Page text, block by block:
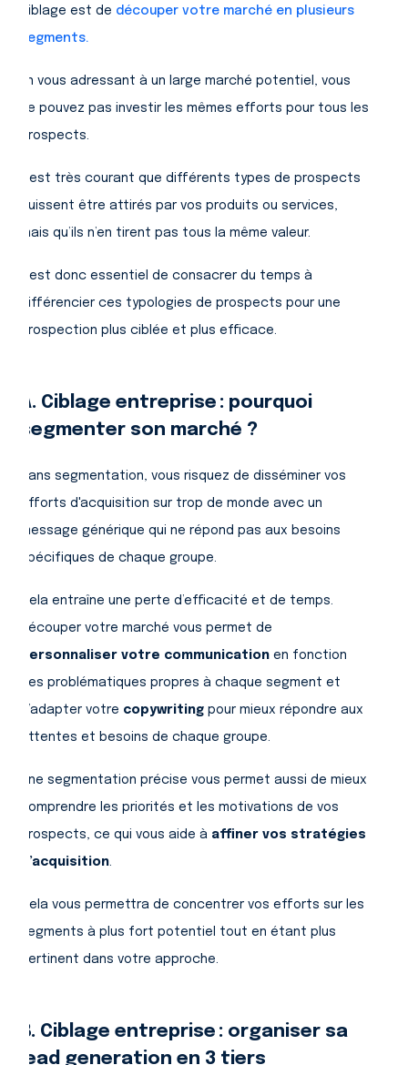
ciblage est de découper votre marché en plusieurs
segments.
En vous adressant à un large marché potentiel, vous
ne pouvez pas investir les mêmes efforts pour tous les
prospects.
Il est très courant que différents types de prospects
puissent être attirés par vos produits ou services,
mais qu’ils n’en tirent pas tous la même valeur.
Il est donc essentiel de consacrer du temps à
différencier ces typologies de prospects pour une
prospection plus ciblée et plus efficace.
A. Ciblage entreprise : pourquoi
segmenter son marché ?
Sans segmentation, vous risquez de disséminer vos
efforts d'acquisition sur trop de monde avec un
message générique qui ne répond pas aux besoins
spécifiques de chaque groupe.
Cela entraîne une perte d’efficacité et de temps.
Découper votre marché vous permet de
personnaliser votre communication en fonction
des problématiques propres à chaque segment et
d’adapter votre copywriting pour mieux répondre aux
attentes et besoins de chaque groupe.
Une segmentation précise vous permet aussi de mieux
comprendre les priorités et les motivations de vos
prospects, ce qui vous aide à affiner vos stratégies
d’acquisition.
Cela vous permettra de concentrer vos efforts sur les
segments à plus fort potentiel tout en étant plus
pertinent dans votre approche.
B. Ciblage entreprise : organiser sa
lead generation en 3 tiers